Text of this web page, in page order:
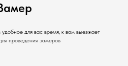
для вас время, к вам выезжает
проведения замеров